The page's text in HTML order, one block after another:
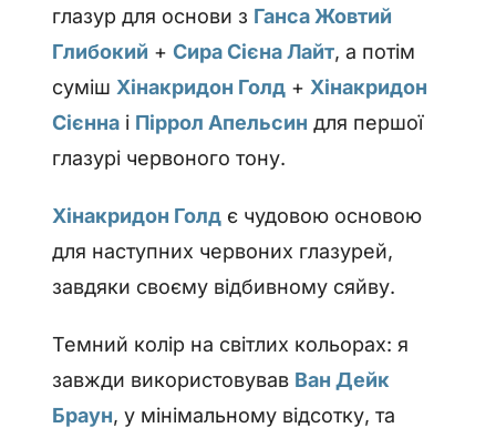
глазур для основи з Ганса Жовтий
Глибокий +Сира Сієна Лайт, а потім
суміш Хінакридон Голд + Хінакридон
Сієнна і Піррол Апельсин для першої
глазурі червоного тону.
Хінакридон Голд є чудовою основою
для наступних червоних глазурей,
завдяки своєму відбивному сяйву.
Темний колір на світлих кольорах: я
завжди використовував Ван Дейк
Браун, у мінімальному відсотку, та